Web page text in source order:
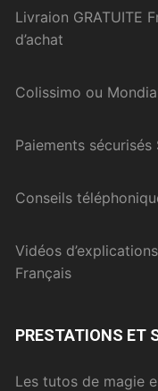
Livraion GRATUITE
d’achat
Colissimo ou
Paiements
Conseils
Vidéos
Français
PRESTATIONS ET
Les tutos de magie